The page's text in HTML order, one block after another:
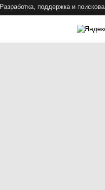
Разработка, поддержка и